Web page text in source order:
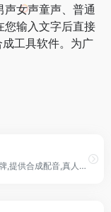
声女声童声、普通
您输入文字后直接
工具软件。为广
讯飞智作是科大讯飞旗下明星配音产品品牌,提供合成配音,真人配音、广告宣传片、短视频配音、AI虚拟主播等一站式配音服务。